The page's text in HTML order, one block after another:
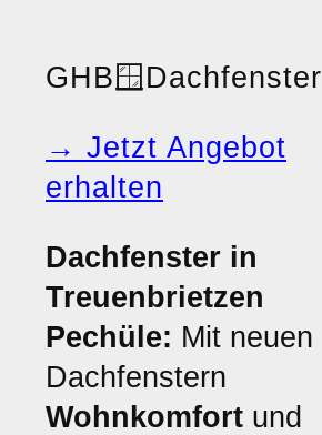
GHB 🪟 Dachfenster
→ Jetzt Angebot
erhalten
Dachfenster in
Treuenbrietzen
Pechüle: Mit neuen
Dachfenstern
Wohnkomfort und